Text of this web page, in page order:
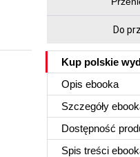
Do
Kup polskie
Opis ebooka
Szczegóły
Dostępność
Spis treści